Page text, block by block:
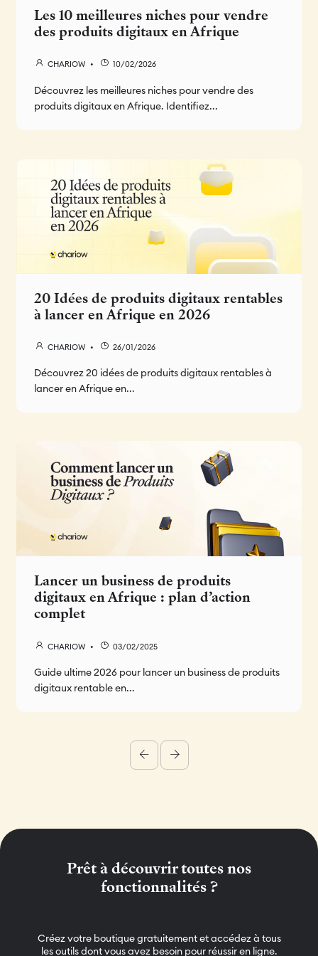
Les 10 meilleures niches pour vendre
des produits digitaux en Afrique
CHARIOW 10/02/2026
Découvrez les meilleures niches pour vendre des
produits digitaux en Afrique. Identifiez...
20 Idées de produits digitaux rentables
à lancer en Afrique en 2026
CHARIOW 26/01/2026
Découvrez 20 idées de produits digitaux rentables à
lancer en Afrique en...
Lancer un business de produits
digitaux en Afrique : plan d’action
complet
CHARIOW 03/02/2025
Guide ultime 2026 pour lancer un business de produits
digitaux rentable en...
Prêt à découvrir toutes nos
fonctionnalités ?
Créez votre boutique gratuitement et accédez à tous
les outils dont vous avez besoin pour réussir en ligne.